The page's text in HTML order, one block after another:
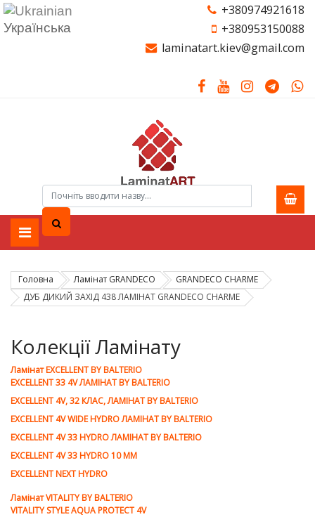
Українська
+380974921618
+380953150088
laminatart.kiev@gmail.com
Головна Ламінат GRANDECO
GRANDECO CHARME
ДУБ ДИКИЙ ЗАХІД 438 ЛАМІНАТ GRANDECO CHARME
Колекції Ламінату
Ламiнат EXCELLENT BY BALTERIO
EXCELLENT 33 4V ЛАМІНАТ BY BALTERIO
EXCELLENT 4V, 32 КЛАС, ЛАМІНАТ BY BALTERIO
EXCELLENT 4V WIDE HYDRO ЛАМІНАТ BY BALTERIO
EXCELLENT 4V 33 HYDRO ЛАМІНАТ BY BALTERIO
EXCELLENT 4V 33 HYDRO 10 ММ
EXCELLENT NEXT HYDRO
Ламiнат VITALITY BY BALTERIO
VITALITY STYLE AQUA PROTECT 4V